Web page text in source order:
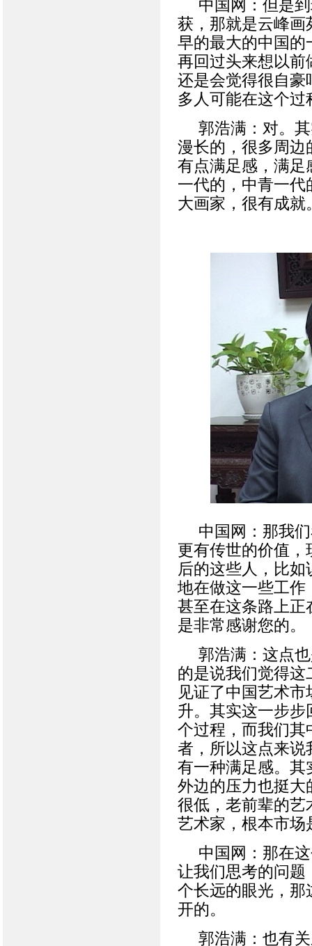
中国网：但是
获，那就是云峰画
早的最大的中国的
再回过头来想以前
还是会觉得很自豪
多人可能在这个
郭浩满：对。
漫长的，很多周边
有点满足感，满足
一代的，中青一
大画家，很有成就
中国网：那我
更有传世的价值
后的这些人，比
地在做这一些工作
甚至在这条路上正
是非常感谢您的。
郭浩满：这点
的是说我们觉得
见证了中国艺术
升。其实这一步
个过程，而我们其
者，所以这点来说
有一种满足感。其
外边的压力也挺大
很低，老前辈的艺
艺术家，根本市场
中国网：那在
让我们思考的问题
个长远的眼光，那
开的。
郭浩满：也有